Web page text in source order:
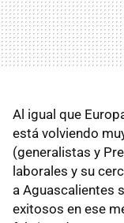
Al igual que
está volviendo
(generalistas y
laborales y su
a Aguascalientes
exitosos en ese